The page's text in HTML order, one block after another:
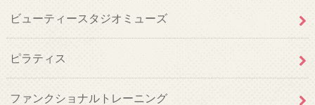
ビューティースタジオミューズ
ピラティス
ファンクショナルトレーニング